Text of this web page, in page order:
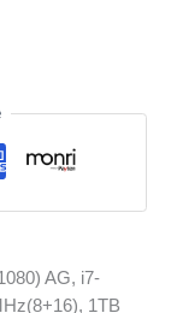
AG, i7-
1TB